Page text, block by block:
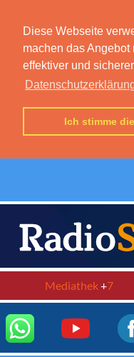
Diese Webseite
machen das Angebot
effektiver und
Ich stimme
Mediathek+7